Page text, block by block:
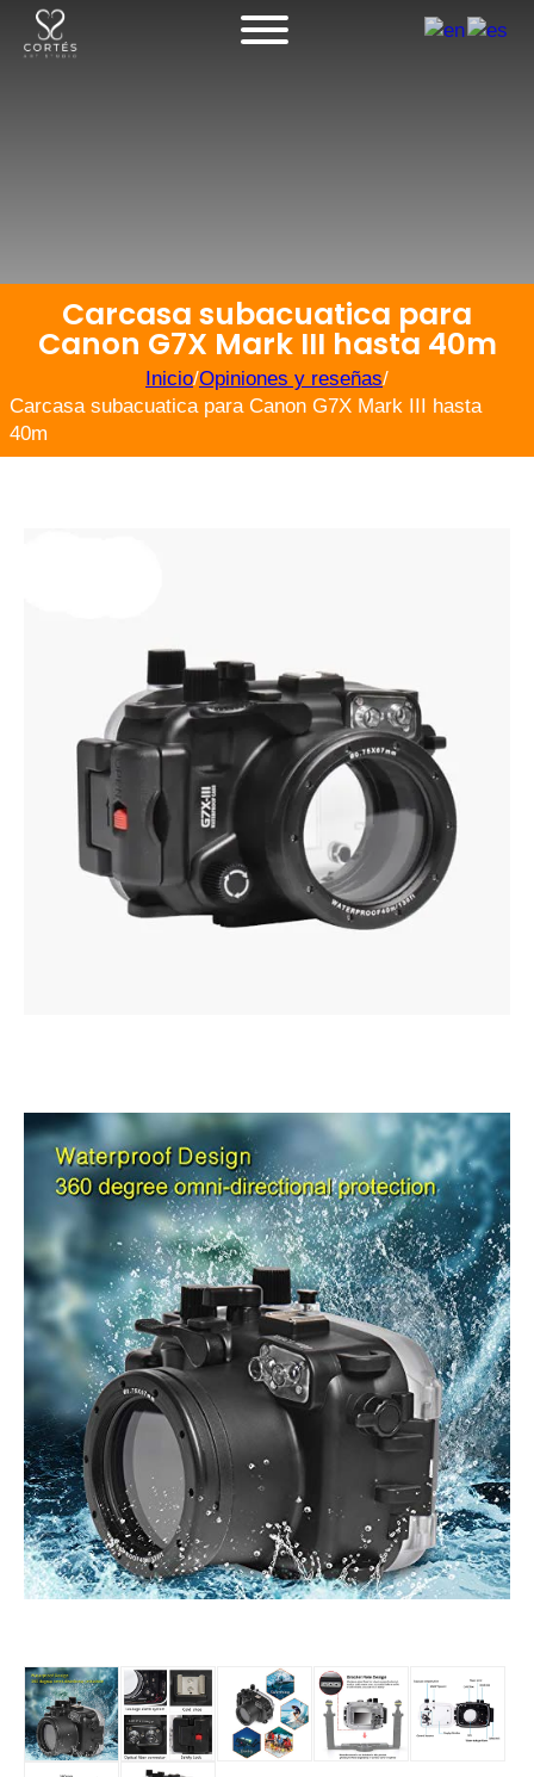
Carcasa subacuatica para
Canon G7X Mark III hasta 40m
Inicio/Opiniones y reseñas/
Carcasa subacuatica para Canon G7X Mark III hasta
40m